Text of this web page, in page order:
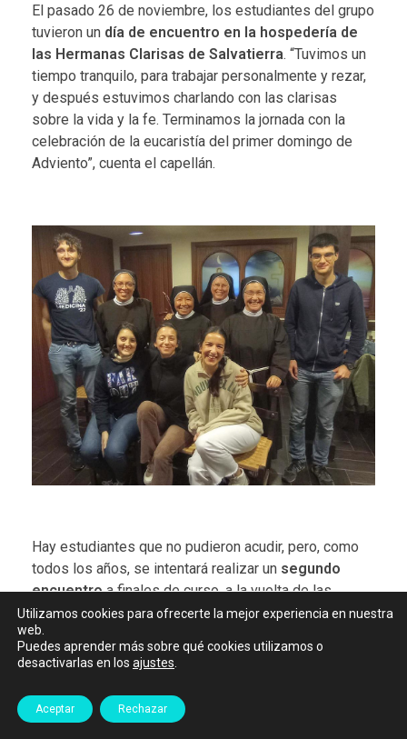
El pasado 26 de noviembre, los estudiantes del grupo
tuvieron un día de encuentro en la hospedería de
las Hermanas Clarisas de Salvatierra. “Tuvimos un
tiempo tranquilo, para trabajar personalmente y rezar,
y después estuvimos charlando con las clarisas
sobre la vida y la fe. Terminamos la jornada con la
celebración de la eucaristía del primer domingo de
Adviento”, cuenta el capellán.
Hay estudiantes que no pudieron acudir, pero, como
todos los años, se intentará realizar un segundo
encuentroa finales de curso, a la vuelta de las
vacaciones de Semana Santa.
El pasado lunes 5 de diciembre en el grupo de Fe y
vida cristiana hicieron una oración especial de la
Inmaculada y después siguieron con el programa de
trabajo habitual, con una lectura orante del evangelio
Utilizamos cookies para ofrecerte la mejor experiencia en nuestra
web.
Puedes aprender más sobre qué cookies utilizamos o
desactivarlas en los ajustes
Aceptar Rechazar